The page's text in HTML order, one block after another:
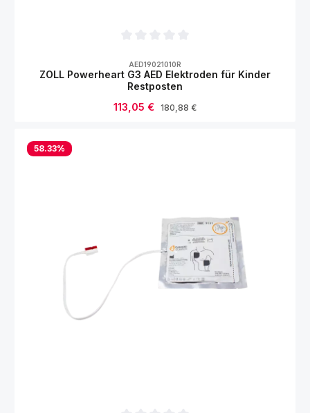
AED19021010R
ZOLL Powerheart G3 AED Elektroden für Kinder
Restposten
Verkaufspreis:
113,05 € Regulärer Preis:
180,88 €
58.33%